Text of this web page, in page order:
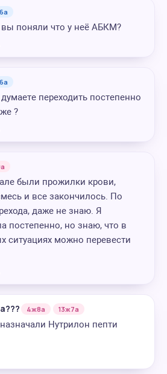
вы поняли что у неё АБКМ?
переходить постепенно
?
были прожилки крови,
и все закончилось. По
даже не знаю. Я
постепенно, но знаю, что в
ситуациях можно перевести
4ж8а 13ж7а
Нутрилон пепти